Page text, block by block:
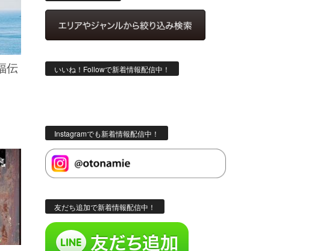
伝
いいね！Followで新着情報配信中！
Instagramでも新着情報配信中！
友だち追加で新着情報配信中！